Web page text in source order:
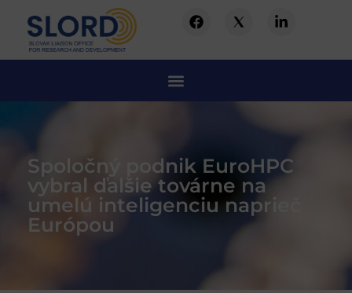
Spoločný podnik EuroHPC
vybral ďalšie továrne na
umelú inteligenciu naprieč
Európou